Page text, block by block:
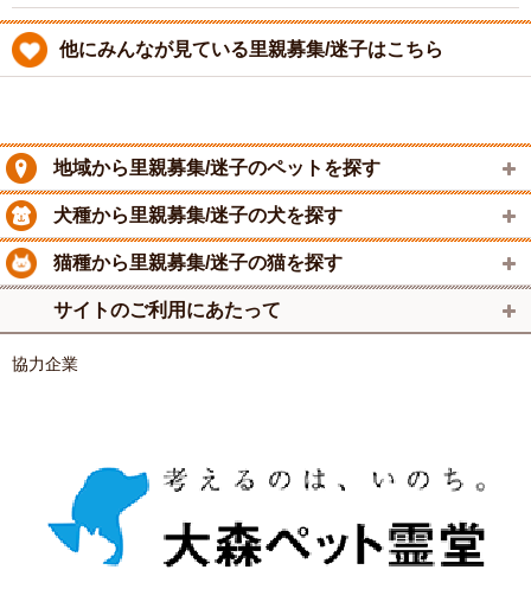
他にみんなが見ている里親募集/迷子はこちら
地域から里親募集/迷子のペットを探す
犬種から里親募集/迷子の犬を探す
猫種から里親募集/迷子の猫を探す
サイトのご利用にあたって
協力企業